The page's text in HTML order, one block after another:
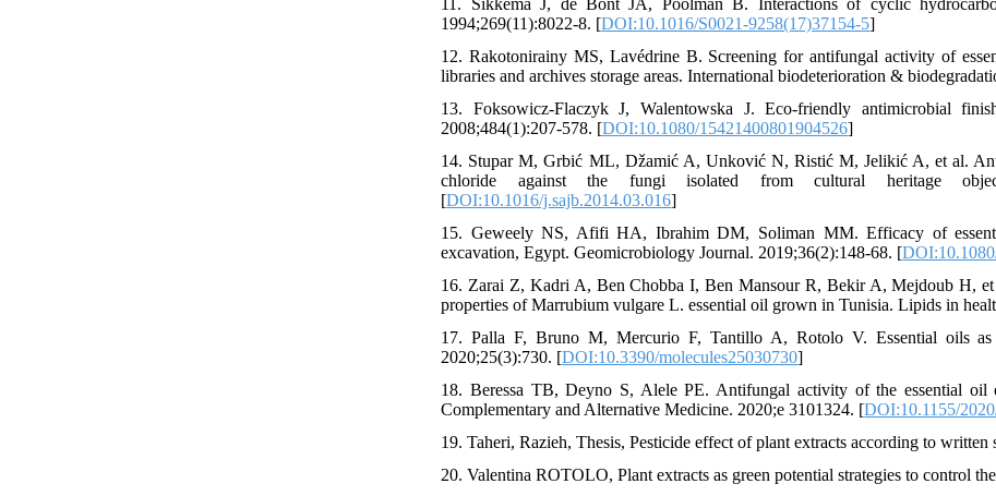
1994;269(11):8022-8. [DOI:10.1016/S0021-9258(17)37154-5]
12. Rakotonirainy MS, Lavédrine B. Screening for antifungal activity of
libraries and archives storage areas. International biodeterioration &
13. Foksowicz-Flaczyk J, Walentowska J. Eco-friendly antimicrobial
2008;484(1):207-578. [DOI:10.1080/15421400801904526]
14. Stupar M, Grbić ML, Džamić A, Unković N, Ristić M, Jelikić A, et al.
chloride against the fungi isolated from cultural heritage
[DOI:10.1016/j.sajb.2014.03.016]
15. Geweely NS, Afifi HA, Ibrahim DM, Soliman MM. Efficacy of
excavation, Egypt. Geomicrobiology Journal. 2019;36(2):148-68. [
16. Zarai Z, Kadri A, Ben Chobba I, Ben Mansour R, Bekir A, Mejdoub H,
properties of Marrubium vulgare L. essential oil grown in Tunisia. Lipids in
17. Palla F, Bruno M, Mercurio F, Tantillo A, Rotolo V. Essential oils as
2020;25(3):730. [DOI:10.3390/molecules25030730]
18. Beressa TB, Deyno S, Alele PE. Antifungal activity of the essential
Complementary and Alternative Medicine. 2020;e 3101324. [DOI:10.1155/
19. Taheri, Razieh, Thesis, Pesticide effect of plant extracts according to
20. Valentina ROTOLO, Plant extracts as green potential strategies to control